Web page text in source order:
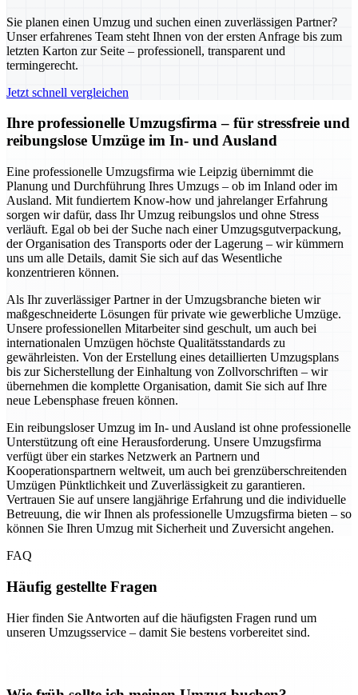
Sie planen einen Umzug und suchen einen zuverlässigen Partner?
Unser erfahrenes Team steht Ihnen von der ersten Anfrage bis zum
letzten Karton zur Seite – professionell, transparent und
termingerecht.
Jetzt schnell vergleichen
Ihre professionelle Umzugsfirma – für stressfreie und
reibungslose Umzüge im In- und Ausland
Eine professionelle Umzugsfirma wie Leipzig übernimmt die
Planung und Durchführung Ihres Umzugs – ob im Inland oder im
Ausland. Mit fundiertem Know-how und jahrelanger Erfahrung
sorgen wir dafür, dass Ihr Umzug reibungslos und ohne Stress
verläuft. Egal ob bei der Suche nach einer Umzugsgutverpackung,
der Organisation des Transports oder der Lagerung – wir kümmern
uns um alle Details, damit Sie sich auf das Wesentliche
konzentrieren können.
Als Ihr zuverlässiger Partner in der Umzugsbranche bieten wir
maßgeschneiderte Lösungen für private wie gewerbliche Umzüge.
Unsere professionellen Mitarbeiter sind geschult, um auch bei
internationalen Umzügen höchste Qualitätsstandards zu
gewährleisten. Von der Erstellung eines detaillierten Umzugsplans
bis zur Sicherstellung der Einhaltung von Zollvorschriften – wir
übernehmen die komplette Organisation, damit Sie sich auf Ihre
neue Lebensphase freuen können.
Ein reibungsloser Umzug im In- und Ausland ist ohne professionelle
Unterstützung oft eine Herausforderung. Unsere Umzugsfirma
verfügt über ein starkes Netzwerk an Partnern und
Kooperationspartnern weltweit, um auch bei grenzüberschreitenden
Umzügen Pünktlichkeit und Zuverlässigkeit zu garantieren.
Vertrauen Sie auf unsere langjährige Erfahrung und die individuelle
Betreuung, die wir Ihnen als professionelle Umzugsfirma bieten – so
können Sie Ihren Umzug mit Sicherheit und Zuversicht angehen.
FAQ
Häufig gestellte Fragen
Hier finden Sie Antworten auf die häufigsten Fragen rund um
unseren Umzugsservice – damit Sie bestens vorbereitet sind.